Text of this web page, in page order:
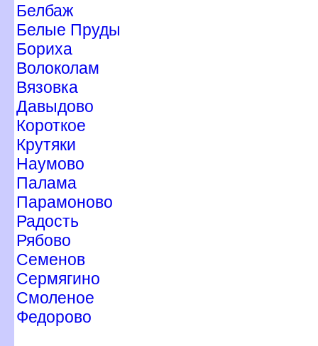
Белбаж
Белые Пруды
Бориха
олоколам
язовка
Давыдово
Короткое
Крутяки
Наумово
Палама
Парамоново
Радость
Рябово
Семено
Сермягино
Смоленое
Федорово